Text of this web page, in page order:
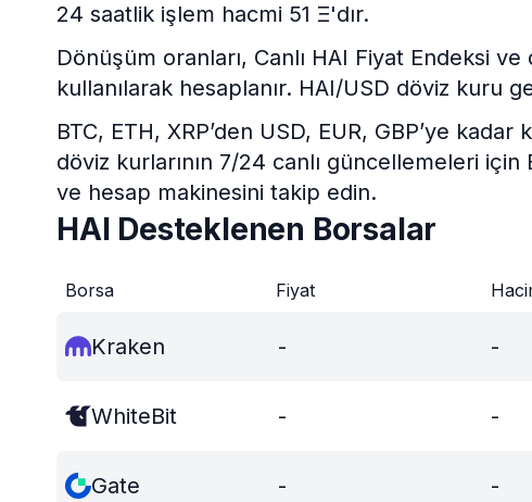
24 saatlik işlem hacmi 51 Ξ'dır.
Dönüşüm oranları, Canlı HAI Fiyat Endeksi
kullanılarak hesaplanır. HAI/USD döviz kuru
BTC, ETH, XRP’den USD, EUR, GBP’ye
döviz kurlarının 7/24 canlı güncellemeleri
ve hesap makinesini takip edin.
HAI Desteklenen Borsalar
Borsa Fiyat
Kraken - -
WhiteBit - -
Gate - -